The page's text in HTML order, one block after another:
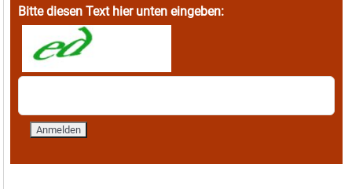
Bitte diesen Text hier unten eingeben: